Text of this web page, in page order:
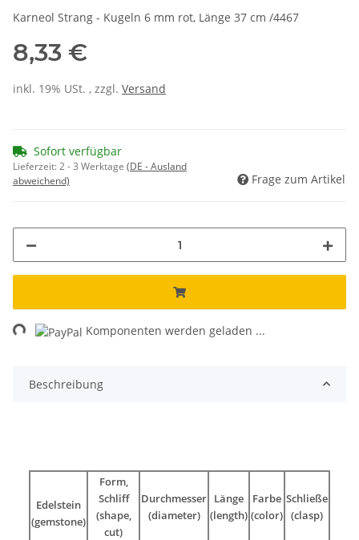
Karneol Strang - Kugeln 6 mm rot, Länge 37 cm /4467
8,33 €
inkl. 19% USt. , zzgl. Versand
Sofort verfügbar
Lieferzeit:2 - 3 Werktage (DE - Ausland
abweichend)
Frage zum Artikel
Komponenten werden geladen ...
Beschreibung
Edelstein
(gemstone)
Form,
Schliff
(shape,
cut)
Durchmesser
(diameter)
Länge
(length)
Farbe
(color)
Schließe
(clasp)